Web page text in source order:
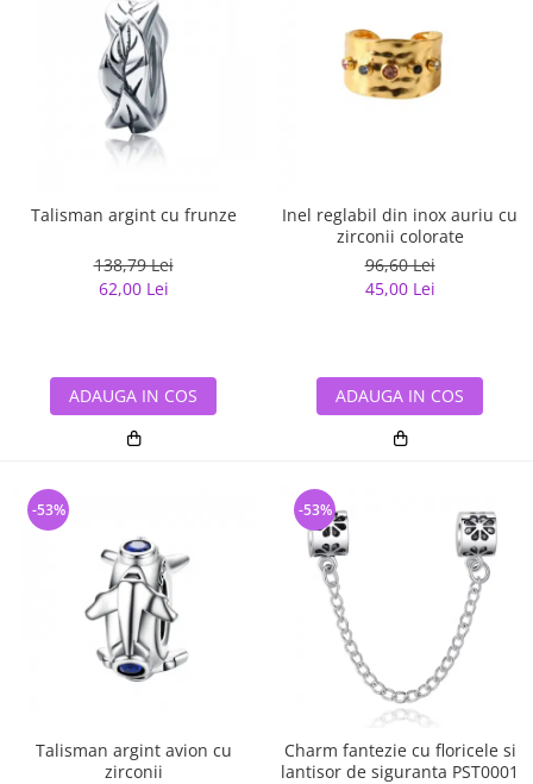
Talisman argint cu frunze
138,79 Lei
62,00 Lei
ADAUGA IN COS
Inel reglabil din inox auriu cu
zirconii colorate
96,60 Lei
45,00 Lei
ADAUGA IN COS
Talisman argint avion cu
zirconii
-53%
Charm fantezie cu floricele si
lantisor de siguranta PST0001
-53%